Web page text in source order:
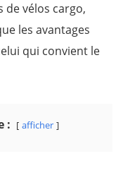
vélos cargo,
les avantages
qui convient le
: afficher